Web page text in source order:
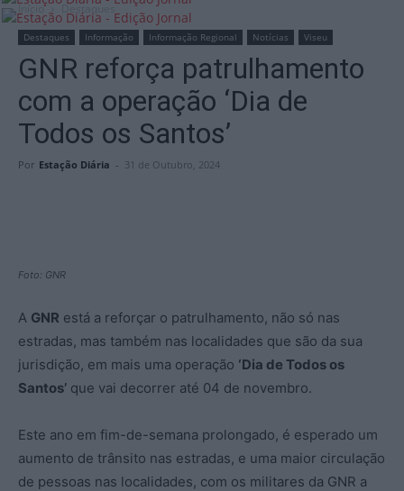
Início Destaques
Destaques Informação Informação Regional Notícias Viseu
GNR reforça patrulhamento
com a operação ‘Dia de
Todos os Santos’
Por Estação Diária - 31 de Outubro, 2024
Foto: GNR
A GNR está a reforçar o patrulhamento, não só nas
estradas, mas também nas localidades que são da sua
jurisdição, em mais uma operação ‘Dia de Todos os
Santos’ que vai decorrer até 04 de novembro.
Este ano em fim-de-semana prolongado, é esperado um
aumento de trânsito nas estradas, e uma maior circulação
de pessoas nas localidades, com os militares da GNR a